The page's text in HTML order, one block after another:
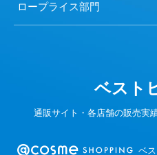
ロープライス部門
ベスト
通販サイト・各店舗の販売実
ベ